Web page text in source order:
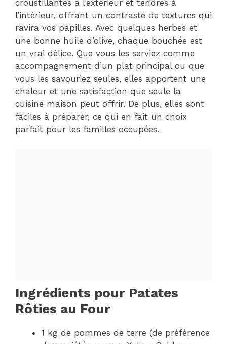
croustillantes à l’extérieur et tendres à
l’intérieur, offrant un contraste de textures qui
ravira vos papilles. Avec quelques herbes et
une bonne huile d’olive, chaque bouchée est
un vrai délice. Que vous les serviez comme
accompagnement d’un plat principal ou que
vous les savouriez seules, elles apportent une
chaleur et une satisfaction que seule la
cuisine maison peut offrir. De plus, elles sont
faciles à préparer, ce qui en fait un choix
parfait pour les familles occupées.
Ingrédients pour Patates
Rôties au Four
1 kg de pommes de terre (de préférence